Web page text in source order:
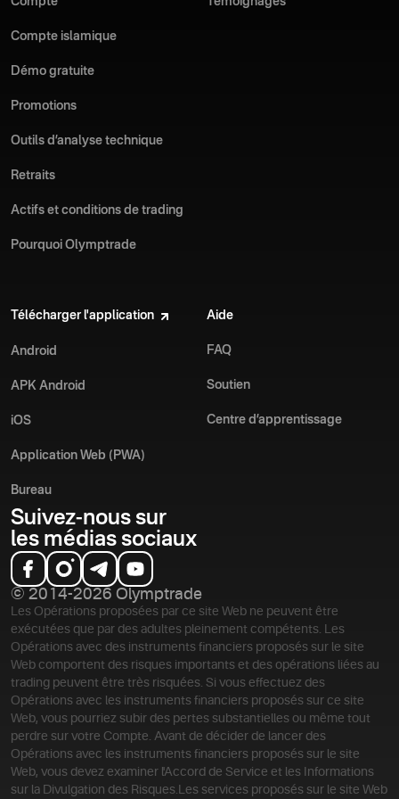
Compte islamique
Démo gratuite
Promotions
Outils d’analyse technique
Retraits
Actifs et conditions de trading
Pourquoi Olymptrade
Télécharger l'application
Android
APK Android
iOS
Application Web (PWA)
Bureau
Aide
FAQ
Soutien
Centre d’apprentissage
Suivez-nous sur
les médias sociaux
© 2014-2026 Olymptrade
Les Opérations proposées par ce site Web ne peuvent être
exécutées que par des adultes pleinement compétents. Les
Opérations avec des instruments financiers proposés sur le site
Web comportent des risques importants et des opérations liées au
trading peuvent être très risquées. Si vous effectuez des
Opérations avec les instruments financiers proposés sur ce site
Web, vous pourriez subir des pertes substantielles ou même tout
perdre sur votre Compte. Avant de décider de lancer des
Opérations avec les instruments financiers proposés sur le site
Web, vous devez examiner l'Accord de Service et les Informations
sur la Divulgation des Risques.
Les services proposés sur le site Web